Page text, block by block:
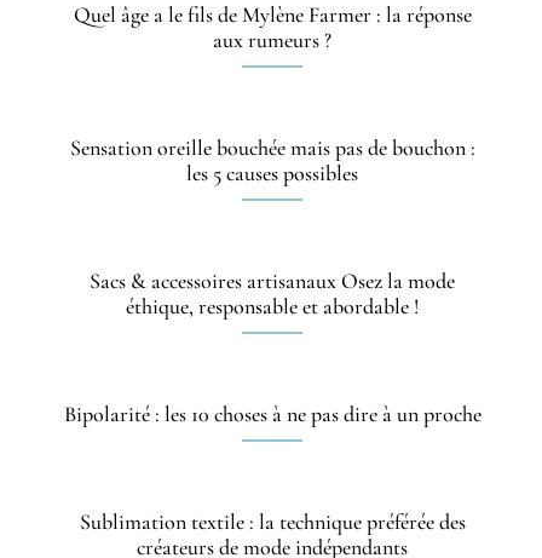
Quel âge a le fils de Mylène Farmer : la réponse
aux rumeurs ?
Sensation oreille bouchée mais pas de bouchon :
les 5 causes possibles
Sacs & accessoires artisanaux Osez la mode
éthique, responsable et abordable !
Bipolarité : les 10 choses à ne pas dire à un proche
Sublimation textile : la technique préférée des
créateurs de mode indépendants